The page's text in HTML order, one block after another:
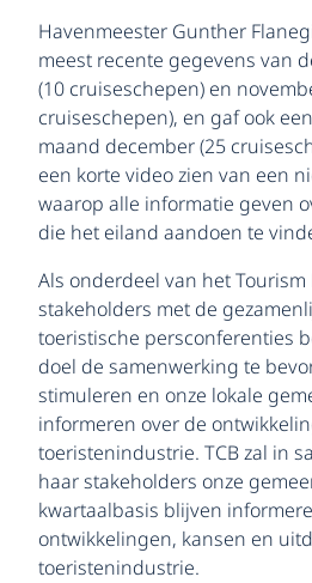
Havenmeester Gunther
meest recente gegevens van
(10 cruiseschepen) en
cruiseschepen), en gaf ook
maand december (25
een korte video zien van een
waarop alle informatie geven
die het eiland aandoen te
Als onderdeel van het Tourism
stakeholders met de
toeristische persconferenties
doel de samenwerking te
stimuleren en onze lokale
informeren over de
toeristenindustrie. TCB zal in
haar stakeholders onze
kwartaalbasis blijven
ontwikkelingen, kansen en
toeristenindustrie.